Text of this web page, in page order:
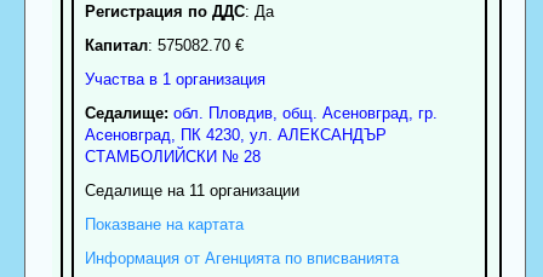
Регистрация по ДДС: Да
Капитал: 575082.70 €
Участва в 1 организация
Седалище: обл. Пловдив, общ. Асеновград гр.
Асеновград , ПК 4230, ул. АЛЕКСАНДЪР
СТАМБОЛИЙСКИ № 28
Седалище на 11 организации
Показване на картата
Информация от Агенцията по вписванията